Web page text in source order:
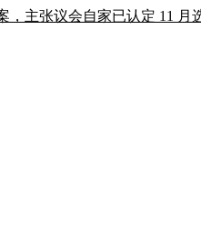
，主张议会自家已认定 11